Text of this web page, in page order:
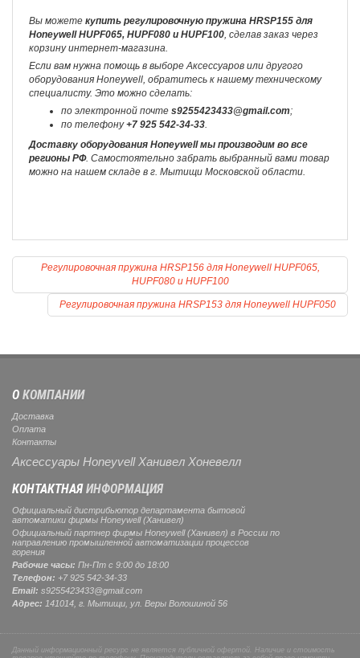
Вы можете купить регулировочную пружина HRSP155 для
Honeywell HUPF065, HUPF080 и HUPF100 , сделав заказ через
корзину интернет-магазина.
Если вам нужна помощь в выборе Аксессуаров или другого
оборудования Honeywell, обратитесь к нашему техническому
специалисту. Это можно сделать:
по электронной почте s9255423433@gmail.com;
по телефону+7 925 542-34-33
Доставку оборудования Honeywell мы производим во все
регионы РФ. Самостоятельно забрать выбранный вами товар
можно на нашем складе в г. Мытищи Московской области.
Регулировочная пружина HRSP156 для Honeywell HUPF065,
HUPF080 и HUPF100
Регулировочная пружина HRSP153 для Honeywell HUPF050
О КОМПАНИИ
Доставка
Оплата
Контакты
Аксессуары Honeyvell Ханивел Хоневелл
КОНТАКТНАЯИНФОРМАЦИЯ
Официальный дистрибьютор департамента бытовой
автоматики фирмы Honeywell (Ханивел)
Официальный партнер фирмы Honeywell (Ханивел) в России по
направлению промышленной автоматизации процессов
горения
Рабочие часы: Пн-Пт с 9:00 до 18:00
Телефон: +7 925 542-34-33
Email: s9255423433@gmail.com
Адрес: 141014, г. Мытищи , ул. Веры Волошиной 56
Данный информационный ресурс не является публичной офертой. Наличие и стоимость